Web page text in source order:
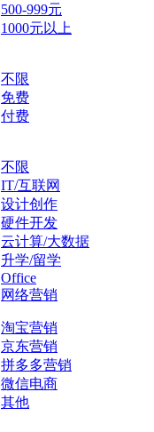
500-999元
1000元以上
不限
免费
付费
不限
IT/互联网
设计创作
硬件开发
云计算/大数据
升学/留学
Office
网络营销
淘宝营销
京东营销
拼多多营销
微信电商
其他